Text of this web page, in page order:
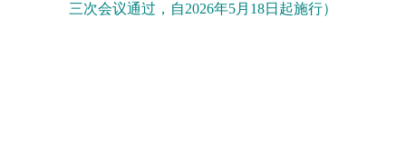
三次会议通过，自2026年5月18日起施行）